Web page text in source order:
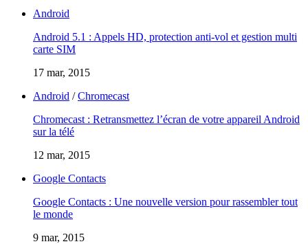
Android
Android 5.1 : Appels HD, protection anti-vol et gestion multi
carte SIM
17 mar, 2015
Android /Chromecast
Chromecast : Retransmettez l’écran de votre appareil Android
sur la télé
12 mar, 2015
Google Contacts
Google Contacts : Une nouvelle version pour rassembler tout
le monde
9 mar, 2015